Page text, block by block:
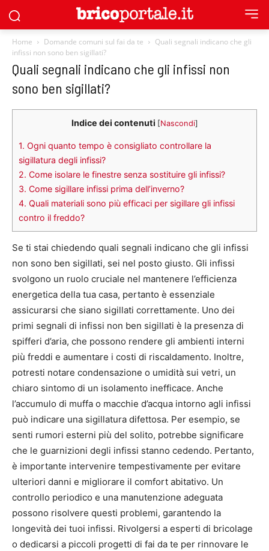
Home Domande comuni sul fai da te
Quali segnali indicano che gli
infissi non sono ben sigillati?
Quali segnali indicano che gli infissi non
sono ben sigillati?
Indice dei contenuti [Nascondi]
1. Ogni quanto tempo è consigliato controllare la
sigillatura degli infissi?
2. Come isolare le finestre senza sostituire gli infissi?
3. Come sigillare infissi prima dell’inverno?
4. Quali materiali sono più efficaci per sigillare gli infissi
contro il freddo?
Se ti stai chiedendo quali segnali indicano che gli infissi
non sono ben sigillati, sei nel posto giusto. Gli infissi
svolgono un ruolo cruciale nel mantenere l’efficienza
energetica della tua casa, pertanto è essenziale
assicurarsi che siano sigillati correttamente. Uno dei
primi segnali di infissi non ben sigillati è la presenza di
spifferi d’aria, che possono rendere gli ambienti interni
più freddi e aumentare i costi di riscaldamento. Inoltre,
potresti notare condensazione o umidità sui vetri, un
chiaro sintomo di un isolamento inefficace. Anche
l’accumulo di muffa o macchie d’acqua intorno agli infissi
può indicare una sigillatura difettosa. Per esempio, se
senti rumori esterni più del solito, potrebbe significare
che le guarnizioni degli infissi stanno cedendo. Pertanto,
è importante intervenire tempestivamente per evitare
ulteriori danni e migliorare il comfort abitativo. Un
controllo periodico e una manutenzione adeguata
possono risolvere questi problemi, garantendo la
longevità dei tuoi infissi. Rivolgersi a esperti di bricolage
o dedicarsi a piccoli progetti di fai da te per rinnovare le